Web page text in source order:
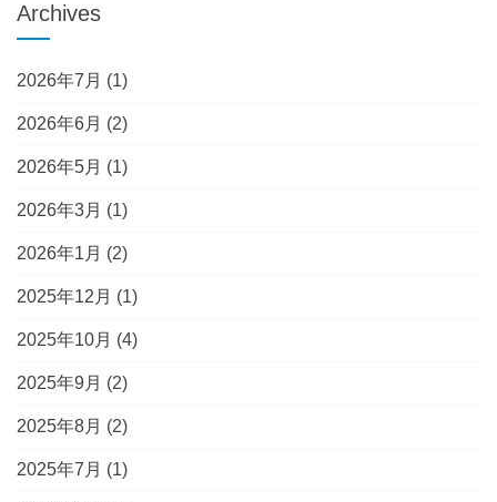
Archives
2026年7月 (1)
2026年6月 (2)
2026年5月 (1)
2026年3月 (1)
2026年1月 (2)
2025年12月 (1)
2025年10月 (4)
2025年9月 (2)
2025年8月 (2)
2025年7月 (1)